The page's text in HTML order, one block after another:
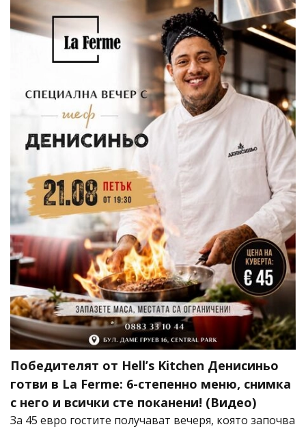
Победителят от Hell’s Kitchen Денисиньо
готви в La Ferme: 6-степенно меню, снимка
с него и всички сте поканени! (Видео)
За 45 евро гостите получават вечеря, която започва